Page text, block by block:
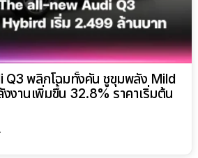
Q3 พลิกโฉมทั้งคัน ชูขุมพลัง Mild
งานเพิ่มขึ้น 32.8% ราคาเริ่มต้น